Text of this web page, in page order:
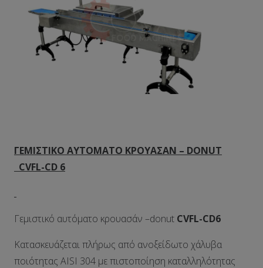
ΓΕΜΙΣΤΙΚΟ ΑΥΤΟΜΑΤΟ ΚΡΟΥΑΣΑΝ – DONUT
CVFL-CD 6
Γεμιστικό αυτόματο κρουασάν –donut CVFL-CD6
Κατασκευάζεται πλήρως από ανοξείδωτο χάλυβα
ποιότητας AISI 304 με πιστοποίηση καταλληλότητας